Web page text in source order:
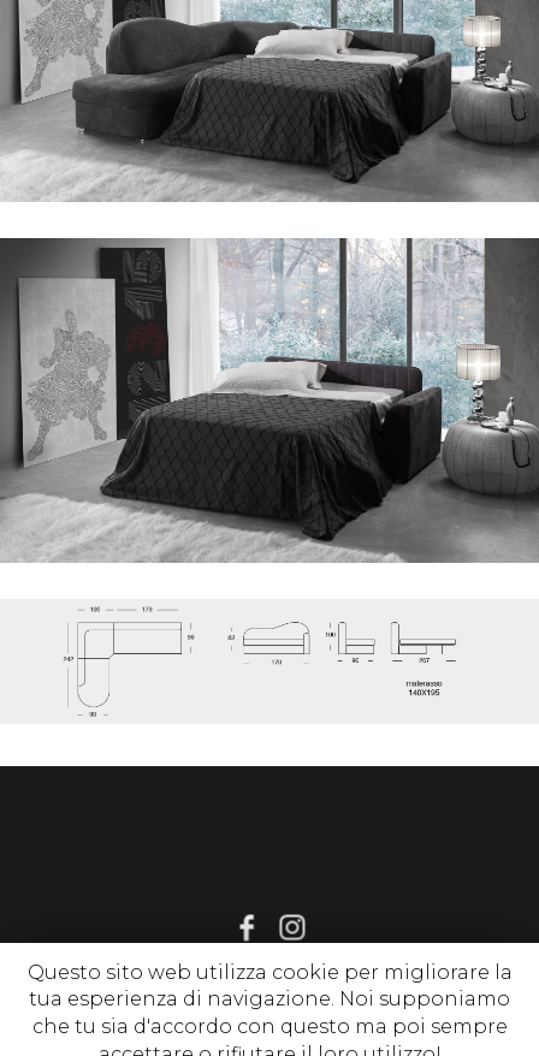
© 2020 www.sognirelax.it , P. Iva 02214650513 | Privacy Policy
| tutti i diritti riservati
Questo sito web utilizza cookie per migliorare la
tua esperienza di navigazione. Noi supponiamo
che tu sia d'accordo con questo ma poi sempre